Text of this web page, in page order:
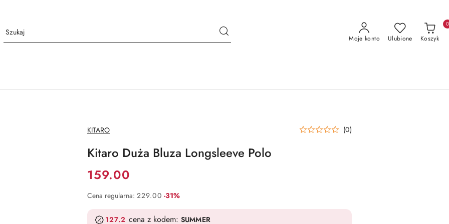
Moje konto Ulubione Koszyk
0
NAZWA
PRODUCENTA:
KITARO (0)
Kitaro Duża Bluza Longsleeve Polo
Cena:
159.00
Cena regularna: 229.00 Rabat:
-31%
127.2 cena z kodem: SUMMER